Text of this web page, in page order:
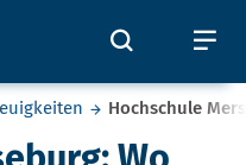
Öffnet
Hochschule